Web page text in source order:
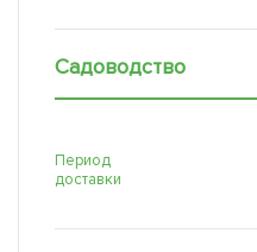
Садоводство
Период
доставки